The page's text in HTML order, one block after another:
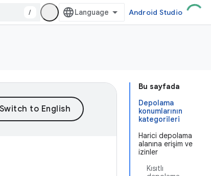
/ Android Studio
Bu sayfada
Depolama
konumlarının
kategorileri
Harici depolama
alanına erişim ve
izinler
Kısıtlı